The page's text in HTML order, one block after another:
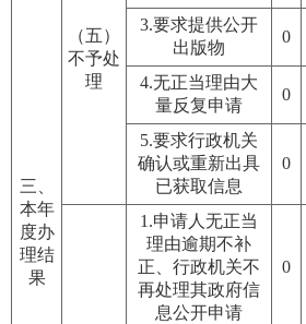
三、
本年
度办
理结
果
（五）
不予处
理
3.要求提供公开
出版物
0
4.无正当理由大
量反复申请
0
5.要求行政机关
确认或重新出具
已获取信息
0
1.申请人无正当
理由逾期不补
正、行政机关不
再处理其政府信
息公开申请
0